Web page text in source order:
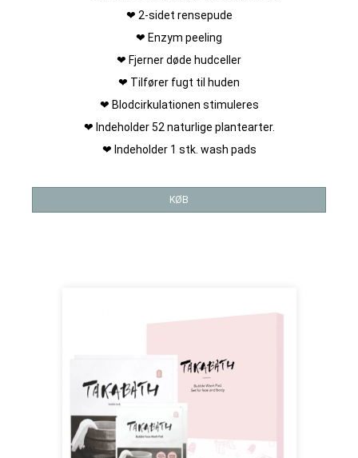
❤ 2-sidet rensepude
❤ Enzym peeling
❤ Fjerner døde hudceller
❤ Tilfører fugt til huden
❤ Blodcirkulationen stimuleres
❤ Indeholder 52 naturlige plantearter.
❤ Indeholder 1 stk. wash pads
KØB